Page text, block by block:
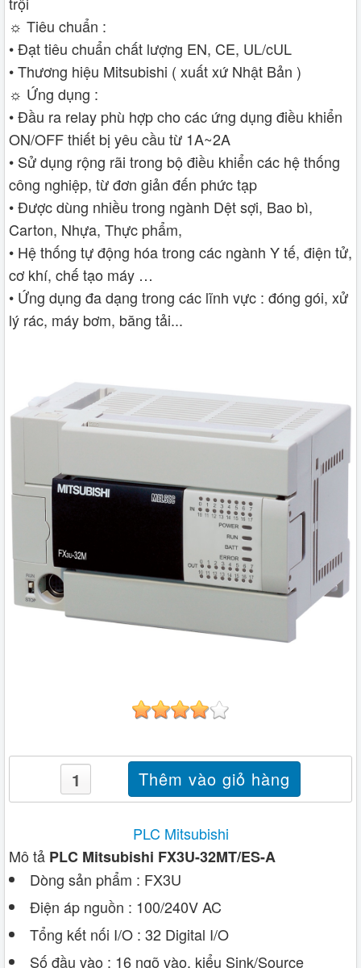
☼ Tiêu chuẩn :
• Đạt tiêu chuẩn chất lượng EN, CE, UL/cUL
• Thương hiệu Mitsubishi ( xuất xứ Nhật Bản )
☼ Ứng dụng :
• Đầu ra relay phù hợp cho các ứng dụng điều khiển
ON/OFF thiết bị yêu cầu từ 1A~2A
• Sử dụng rộng rãi trong bộ điều khiển các hệ thống
công nghiệp, từ đơn giản đến phức tạp
• Được dùng nhiều trong ngành Dệt sợi, Bao bì,
Carton, Nhựa, Thực phẩm,
• Hệ thống tự động hóa trong các ngành Y tế, điện tử,
cơ khí, chế tạo máy …
• Ứng dụng đa dạng trong các lĩnh vực : đóng gói, xử
lý rác, máy bơm, băng tải...
PLC Mitsubishi
Mô tả PLC Mitsubishi FX3U-32MT/ES-A
Dòng sản phẩm : FX3U
Điện áp nguồn : 100/240V AC
Tổng kết nối I/O : 32 Digital I/O
Số đầu vào : 16 ngõ vào, kiểu Sink/Source